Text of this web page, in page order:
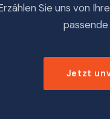
Sie uns von
passende
Jetzt